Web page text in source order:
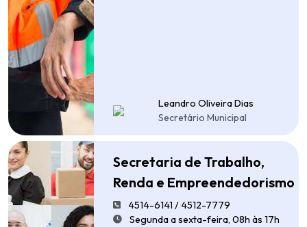
Leandro Oliveira Dias
Secretário Municipal
Secretaria de Trabalho,
Renda e Empreendedorismo
4514-6141 / 4512-7779
Segunda a sexta-feira, 08h às 17h